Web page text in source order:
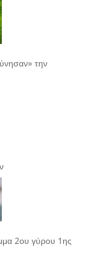
την
2ου γύρου 1ης